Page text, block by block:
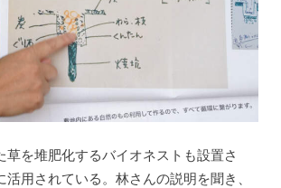
草を堆肥化するバイオネストも設置さ
活用されている。林さんの説明を聞き、